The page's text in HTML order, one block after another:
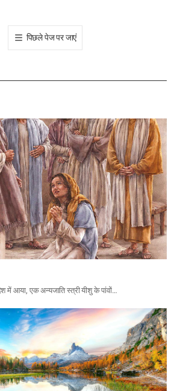
톡
공
기
पिछले पेज पर जाएं
आया, एक अन्यजाति स्त्री यीशु के पांवों…